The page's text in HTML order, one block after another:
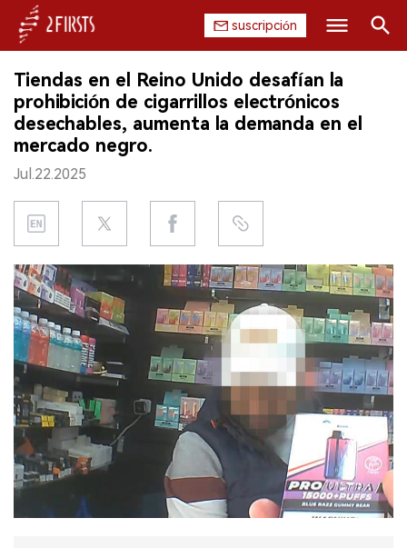
suscripción
INICIO
EMPRESA
PRODUCTO
REGULACIÓN
CHINA
DATOS
EXPOSICIÓN
ENTREVISTA
Buscar
Tiendas en el Reino Unido desafían la
prohibición de cigarrillos electrónicos
desechables, aumenta la demanda en el
mercado negro.
Jul.22.2025